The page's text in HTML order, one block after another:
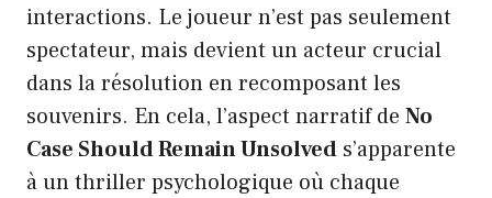
interactions. Le joueur n’est pas seulement
spectateur, mais devient un acteur crucial
dans la résolution en recomposant les
souvenirs. En cela, l’aspect narratif de No
Case Should Remain Unsolved s’apparente
à un thriller psychologique où chaque